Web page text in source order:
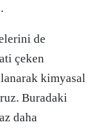
de
çeken
kimyasal
Buradaki
daha